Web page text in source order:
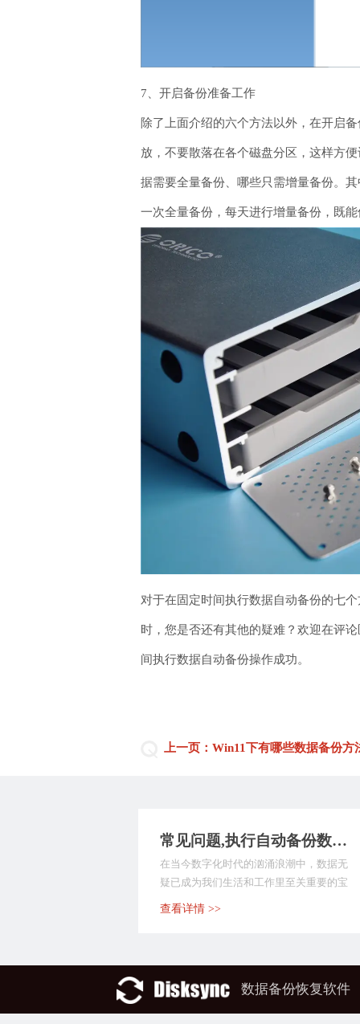
7、开启备份准备工作
除了上面介绍的六个方法以外，在开启
放，不要散落在各个磁盘分区，这样方
据需要全量备份、哪些只需增量备份。
一次全量备份，每天进行增量备份，既
对于在固定时间执行数据自动备份的七
时，您是否还有其他的疑难？欢迎在评
间执行数据自动备份操作成功。
上一页：Win11下有哪些数据备份
常见问题,执行自动备份数据的工具哪个好？这9款备份软件值得尝试，快快收藏起来！
在当今数字化时代的汹涌浪潮中，数据无
疑已成为我们生活和工作里至关重要的宝
贵财富。无论是个人...
查看详情 >>
数据备份恢复软件